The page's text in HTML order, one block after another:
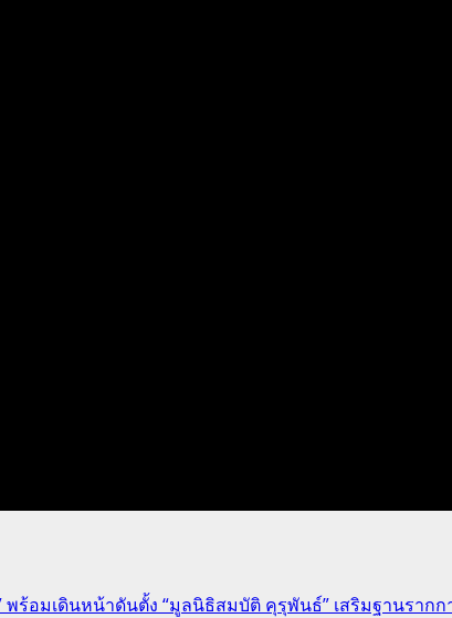
ร้อมเดินหน้าดันตั้ง “มูลนิธิสมบัติ คุรุพันธ์” เสริมฐานราก